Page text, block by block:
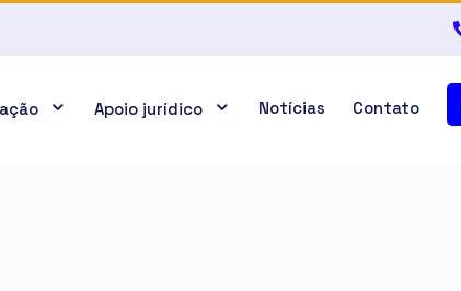
Apoio jurídico Notícias Contato